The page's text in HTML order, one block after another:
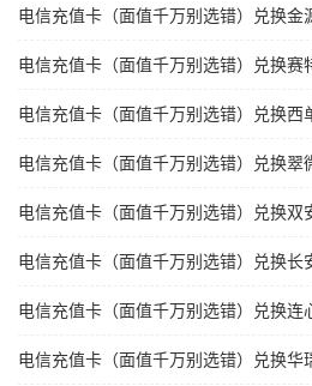
电信充值卡（面值千万别选错）兑换金
电信充值卡（面值千万别选错）兑换赛
电信充值卡（面值千万别选错）兑换西
电信充值卡（面值千万别选错）兑换翠
电信充值卡（面值千万别选错）兑换双
电信充值卡（面值千万别选错）兑换长
电信充值卡（面值千万别选错）兑换连
电信充值卡（面值千万别选错）兑换华